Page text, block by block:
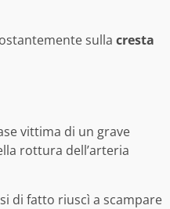
sulla cresta
vittima di un grave
rottura dell’arteria
di fatto riuscì a scampare